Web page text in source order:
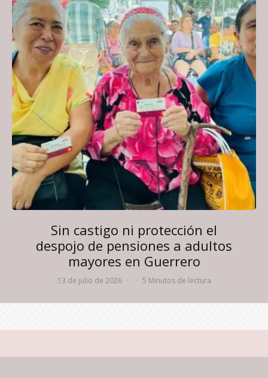
Sin castigo ni protección el
despojo de pensiones a adultos
mayores en Guerrero
13 de julio de 2026 · · 5 Minutos de lectura